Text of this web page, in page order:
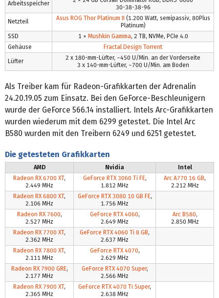
Arbeitsspeicher
30-38-38-96
Netzteil Asus ROG Thor Platinum II (1.200 Watt, semipassiv, 80Plus
Platinum)
SSD
1 × Mushkin Gamma, 2 TB, NVMe, PCIe 4.0
Gehäuse
Fractal Design Torrent
Lüfter
2 x 180-mm-Lüfter, ~450 U/Min. an der Vorderseite
3 x 140-mm-Lüfter, ~700 U/Min. am Boden
Als Treiber kam für Radeon-Grafikkarten der Adrenalin
24.20.19.05 zum Einsatz. Bei den GeForce-Beschleunigern
wurde der GeForce 566.14 installiert. Intels Arc-Grafikkarten
wurden wiederum mit dem 6299 getestet. Die Intel Arc
B580 wurden mit den Treibern 6249 und 6251 getestet.
Die getesteten Grafikkarten
AMD Nvidia
Intel
Radeon RX 6700 XT,
2.449 MHz
GeForce RTX 3060 Ti FE,
1.812 MHz
Arc A770 16 GB,
2.212 MHz
Radeon RX 6800 XT,
2.106 MHz
GeForce RTX 3080 10 GB FE,
1.756 MHz
Radeon RX 7600,
2.527 MHz
GeForce RTX 4060,
2.649 MHz
Arc B580,
2.850 MHz
Radeon RX 7700 XT,
2.362 MHz
GeForce RTX 4060 Ti 8 GB,
2.637 MHz
Radeon RX 7800 XT,
2.111 MHz
GeForce RTX 4070,
2.629 MHz
Radeon RX 7900 GRE,
2.177 MHz
GeForce RTX 4070 Super,
2.566 MHz
Radeon RX 7900 XT,
2.365 MHz
GeForce RTX 4070 Ti Super,
2.638 MHz